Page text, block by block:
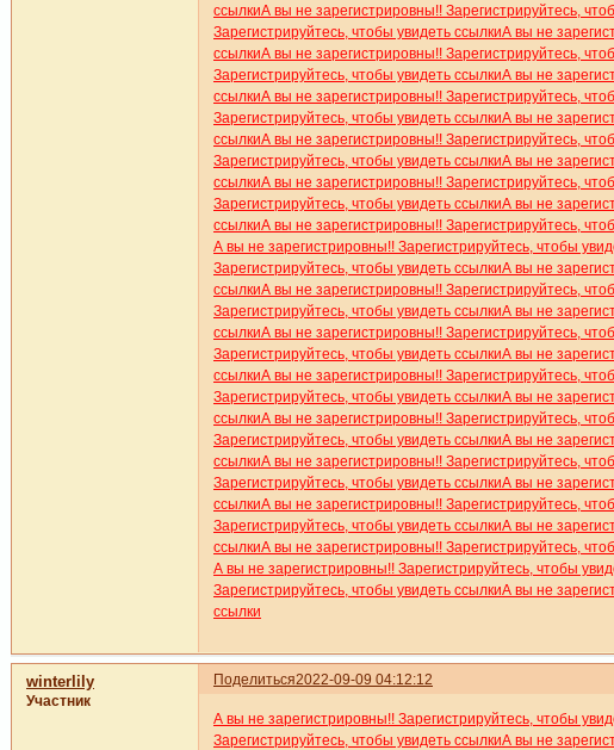
ссылкиА вы не зарегистрировны!! Зарегистрируйтесь,
Зарегистрируйтесь, чтобы увидеть ссылкиА вы не
ссылкиА вы не зарегистрировны!! Зарегистрируйтесь,
Зарегистрируйтесь, чтобы увидеть ссылкиА вы не
ссылкиА вы не зарегистрировны!! Зарегистрируйтесь,
Зарегистрируйтесь, чтобы увидеть ссылкиА вы не
ссылкиА вы не зарегистрировны!! Зарегистрируйтесь,
Зарегистрируйтесь, чтобы увидеть ссылкиА вы не
ссылкиА вы не зарегистрировны!! Зарегистрируйтесь,
Зарегистрируйтесь, чтобы увидеть ссылкиА вы не
ссылкиА вы не зарегистрировны!! Зарегистрируйтесь,
А вы не зарегистрировны!! Зарегистрируйтесь, чтобы
Зарегистрируйтесь, чтобы увидеть ссылкиА вы не
ссылкиА вы не зарегистрировны!! Зарегистрируйтесь,
Зарегистрируйтесь, чтобы увидеть ссылкиА вы не
ссылкиА вы не зарегистрировны!! Зарегистрируйтесь,
Зарегистрируйтесь, чтобы увидеть ссылкиА вы не
ссылкиА вы не зарегистрировны!! Зарегистрируйтесь,
Зарегистрируйтесь, чтобы увидеть ссылкиА вы не
ссылкиА вы не зарегистрировны!! Зарегистрируйтесь,
Зарегистрируйтесь, чтобы увидеть ссылкиА вы не
ссылкиА вы не зарегистрировны!! Зарегистрируйтесь,
Зарегистрируйтесь, чтобы увидеть ссылкиА вы не
ссылкиА вы не зарегистрировны!! Зарегистрируйтесь,
Зарегистрируйтесь, чтобы увидеть ссылкиА вы не
ссылкиА вы не зарегистрировны!! Зарегистрируйтесь,
А вы не зарегистрировны!! Зарегистрируйтесь, чтобы
Зарегистрируйтесь, чтобы увидеть ссылкиА вы не
ссылки
Поделиться2022-09-09 04:12:12
winterlily
Участник
А вы не зарегистрировны!! Зарегистрируйтесь, чтобы
Зарегистрируйтесь, чтобы увидеть ссылкиА вы не